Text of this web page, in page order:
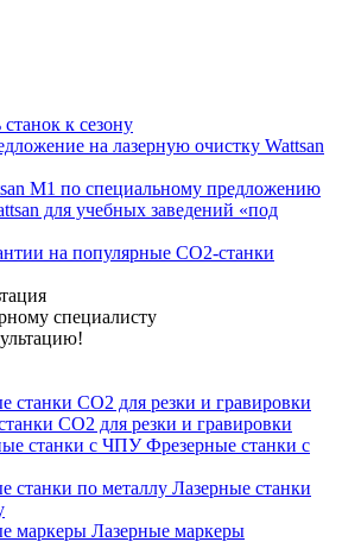
к сезону
на лазерную очистку Wattsan
M1 по специальному предложению
для учебных заведений «под
на популярные CO2-станки
специалисту
CO2 для резки и гравировки
Фрезерные станки с
Лазерные станки
Лазерные маркеры